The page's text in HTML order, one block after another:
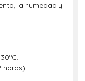
la humedad y
horas).